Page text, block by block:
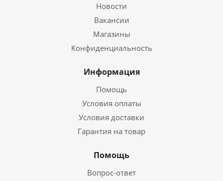
Новости
Вакансии
Магазины
Конфиденциальность
Информация
Помощь
Условия оплаты
Условия доставки
Гарантия на товар
Помощь
Вопрос-ответ